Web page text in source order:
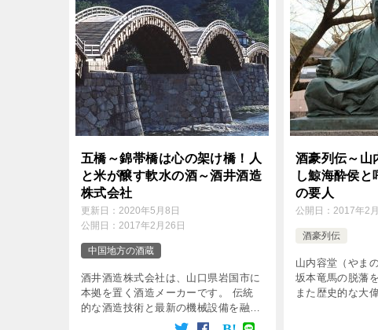
五橋～錦帯橋は心の架け橋！人
と米が醸す軟水の酒～酒井酒造
株式会社
更新日： 2020年5月8日
公開日： 2017年2月26日
中国地方の酒蔵
酒井酒造株式会社は、山口県岩国市に
本拠を置く酒造メーカーです。 伝統
的な酒造技術と最新の機械設備を融合
させることにより、安定して高い品質
酒豪列伝～山
し鯨海酔侯と
の要人
公開日： 2017年2
酒豪列伝
山内容堂（やま
坂本竜馬の脱藩
また歴史的な大
建白を推進した
です。 時代小